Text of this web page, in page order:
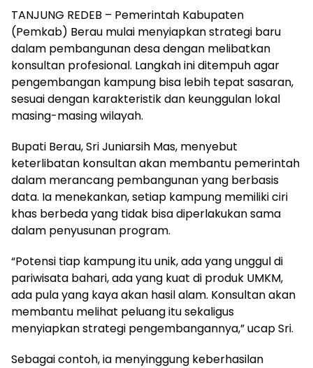
TANJUNG REDEB – Pemerintah Kabupaten
(Pemkab) Berau mulai menyiapkan strategi baru
dalam pembangunan desa dengan melibatkan
konsultan profesional. Langkah ini ditempuh agar
pengembangan kampung bisa lebih tepat sasaran,
sesuai dengan karakteristik dan keunggulan lokal
masing-masing wilayah.
Bupati Berau, Sri Juniarsih Mas, menyebut
keterlibatan konsultan akan membantu pemerintah
dalam merancang pembangunan yang berbasis
data. Ia menekankan, setiap kampung memiliki ciri
khas berbeda yang tidak bisa diperlakukan sama
dalam penyusunan program.
“Potensi tiap kampung itu unik, ada yang unggul di
pariwisata bahari, ada yang kuat di produk UMKM,
ada pula yang kaya akan hasil alam. Konsultan akan
membantu melihat peluang itu sekaligus
menyiapkan strategi pengembangannya,” ucap Sri.
Sebagai contoh, ia menyinggung keberhasilan